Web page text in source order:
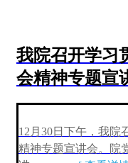
我院召开学习
会精神专题宣
12月30日下午，我院
精神专题宣讲会。院